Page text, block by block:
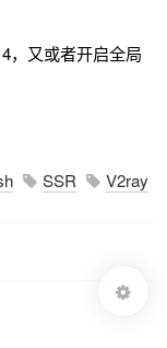
，又或者开启全局
SSR V2ray